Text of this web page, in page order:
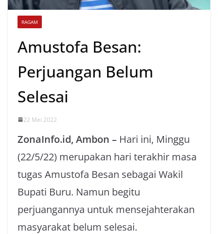
RAGAM
Amustofa Besan:
Perjuangan Belum
Selesai
22 Mei 2022
ZonaInfo.id, Ambon – Hari ini, Minggu
(22/5/22) merupakan hari terakhir masa
tugas Amustofa Besan sebagai Wakil
Bupati Buru. Namun begitu
perjuangannya untuk mensejahterakan
masyarakat belum selesai.